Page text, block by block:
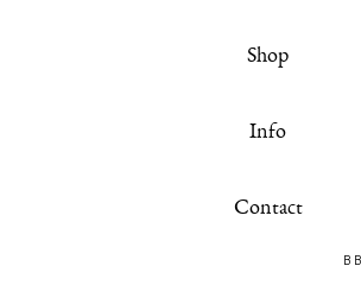
Shop
Info
Contact